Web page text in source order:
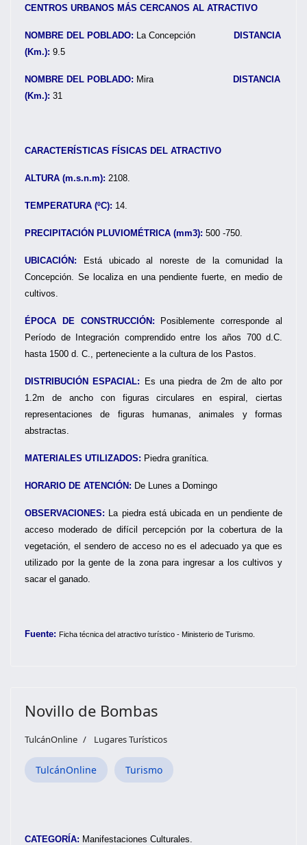
CENTROS URBANOS MÁS CERCANOS AL ATRACTIVO
NOMBRE DEL POBLADO: La Concepción
DISTANCIA
(Km.): 9.5
NOMBRE DEL POBLADO: Mira
DISTANCIA
(Km.): 31
CARACTERÍSTICAS FÍSICAS DEL ATRACTIVO
ALTURA (m.s.n.m): 2108.
TEMPERATURA (ºC): 14.
PRECIPITACIÓN PLUVIOMÉTRICA (mm3): 500 -750.
UBICACIÓN: Está ubicado al noreste de la comunidad la
Concepción. Se localiza en una pendiente fuerte, en medio de
cultivos.
ÉPOCA DE CONSTRUCCIÓN: Posiblemente corresponde al
Período de Integración comprendido entre los años 700 d.C.
hasta 1500 d. C., perteneciente a la cultura de los Pastos.
DISTRIBUCIÓN ESPACIAL: Es una piedra de 2m de alto por
1.2m de ancho con figuras circulares en espiral, ciertas
representaciones de figuras humanas, animales y formas
abstractas.
MATERIALES UTILIZADOS: Piedra granítica.
HORARIO DE ATENCIÓN: De Lunes a Domingo
OBSERVACIONES: La piedra está ubicada en un pendiente de
acceso moderado de difícil percepción por la cobertura de la
vegetación, el sendero de acceso no es el adecuado ya que es
utilizado por la gente de la zona para ingresar a los cultivos y
sacar el ganado.
Fuente: Ficha técnica del atractivo turístico - Ministerio de Turismo.
Novillo de Bombas
TulcánOnline Lugares Turísticos
TulcánOnline Turismo
CATEGORÍA: Manifestaciones Culturales.